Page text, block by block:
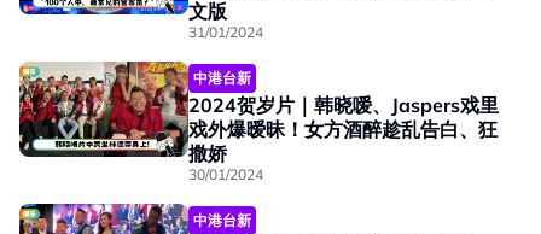
文版
31/01/2024
中港台新
2024贺岁片｜韩晓嗳、Jaspers戏里
戏外爆暧昧！女方酒醉趁乱告白、狂
撒娇
30/01/2024
中港台新